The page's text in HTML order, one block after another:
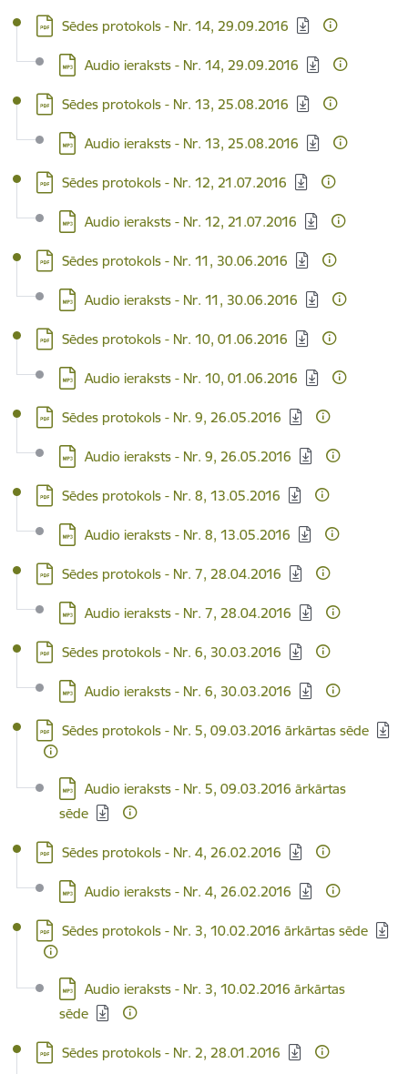
Lejupielādēt:
Sēdes protokols - Nr. 14, 29.09.2016
Lejupielādēt:
Audio ieraksts - Nr. 14, 29.09.2016
Lejupielādēt:
Sēdes protokols - Nr. 13, 25.08.2016
Lejupielādēt:
Audio ieraksts - Nr. 13, 25.08.2016
Lejupielādēt:
Sēdes protokols - Nr. 12, 21.07.2016
Lejupielādēt:
Audio ieraksts - Nr. 12, 21.07.2016
Lejupielādēt:
Sēdes protokols - Nr. 11, 30.06.2016
Lejupielādēt:
Audio ieraksts - Nr. 11, 30.06.2016
Lejupielādēt:
Sēdes protokols - Nr. 10, 01.06.2016
Lejupielādēt:
Audio ieraksts - Nr. 10, 01.06.2016
Lejupielādēt:
Sēdes protokols - Nr. 9, 26.05.2016
Lejupielādēt:
Audio ieraksts - Nr. 9, 26.05.2016
Lejupielādēt:
Sēdes protokols - Nr. 8, 13.05.2016
Lejupielādēt:
Audio ieraksts - Nr. 8, 13.05.2016
Lejupielādēt:
Sēdes protokols - Nr. 7, 28.04.2016
Lejupielādēt:
Audio ieraksts - Nr. 7, 28.04.2016
Lejupielādēt:
Sēdes protokols - Nr. 6, 30.03.2016
Lejupielādēt:
Audio ieraksts - Nr. 6, 30.03.2016
Lejupielādēt:
Sēdes protokols - Nr. 5, 09.03.2016 ārkārtas sēde
Lejupielādēt:
Audio ieraksts - Nr. 5, 09.03.2016 ārkārtas
sēde
Lejupielādēt:
Sēdes protokols - Nr. 4, 26.02.2016
Lejupielādēt:
Audio ieraksts - Nr. 4, 26.02.2016
Lejupielādēt:
Sēdes protokols - Nr. 3, 10.02.2016 ārkārtas sēde
Lejupielādēt:
Audio ieraksts - Nr. 3, 10.02.2016 ārkārtas
sēde
Lejupielādēt:
Sēdes protokols - Nr. 2, 28.01.2016